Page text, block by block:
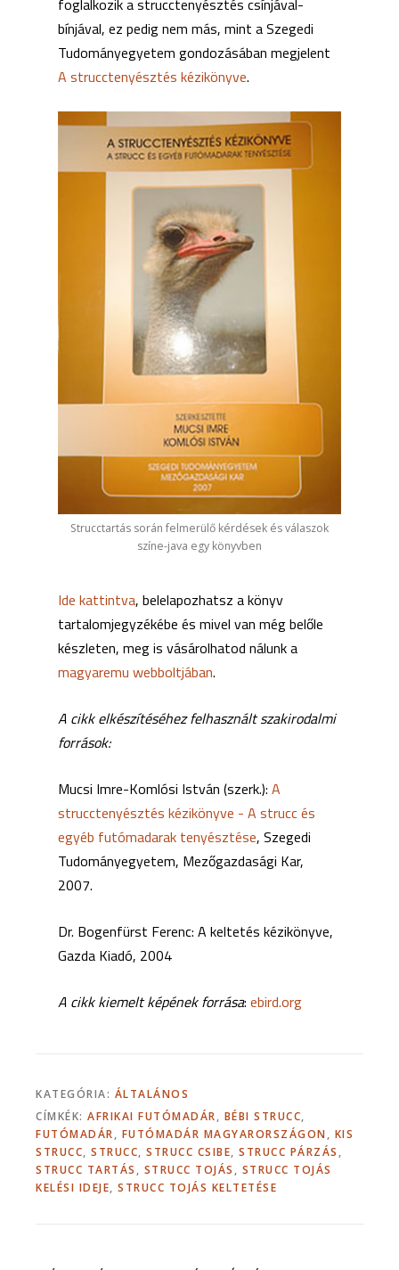
foglalkozik a strucctenyésztés csínjával-
bínjával, ez pedig nem más, mint a Szegedi
Tudományegyetem gondozásában megjelent
A strucctenyésztés kézikönyve.
Strucctartás során felmerülő kérdések és válaszok
színe-java egy könyvben
Ide kattintva, belelapozhatsz a könyv
tartalomjegyzékébe és mivel van még belőle
készleten, meg is vásárolhatod nálunk a
magyaremu webboltjában.
A cikk elkészítéséhez felhasznált szakirodalmi
források:
Mucsi Imre-Komlósi István (szerk.): A
strucctenyésztés kézikönyve - A strucc és
egyéb futómadarak tenyésztése, Szegedi
Tudományegyetem, Mezőgazdasági Kar,
2007.
Dr. Bogenfürst Ferenc: A keltetés kézikönyve,
Gazda Kiadó, 2004
A cikk kiemelt képének forrása: ebird.org
KATEGÓRIA: ÁLTALÁNOS
CÍMKÉK: AFRIKAI FUTÓMADÁR, BÉBI STRUCC,
FUTÓMADÁR, FUTÓMADÁR MAGYARORSZÁGON, KIS
STRUCC, STRUCC, STRUCC CSIBE, STRUCC PÁRZÁS ,
STRUCC TARTÁS , STRUCC TOJÁS , STRUCC TOJÁS
KELÉSI IDEJE, STRUCC TOJÁS KELTETÉSE